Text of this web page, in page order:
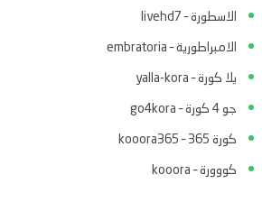
الاسطورة – livehd7
الامبراطورية – embratoria
يلا كورة – yalla-kora
جو 4 كورة – go4kora
كورة 365 – kooora365
كووورة – kooora